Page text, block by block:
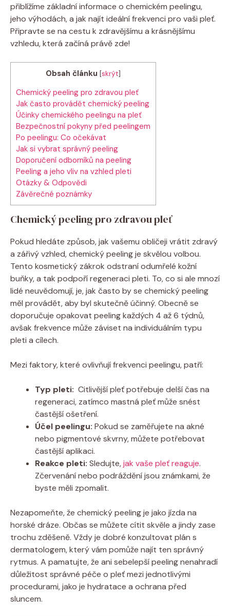
přiblížíme základní ‍informace o chemickém peelingu,
jeho výhodách,​ a jak najít⁢ ideální ​frekvenci pro vaši pleť.
Připravte⁤ se na cestu k‌ zdravějšímu a krásnějšímu
⁣vzhledu, která začíná právě ​zde!
Obsah článku [skrýt]
Chemický peeling pro zdravou pleť
Jak často provádět chemický​ peeling
Účinky chemického peelingu na pleť
Bezpečnostní pokyny před peelingem
Po peelingu: Co očekávat
Jak si vybrat správný peeling
Doporučení odborníků na ‍peeling
Peeling a jeho vliv na vzhled pleti
Otázky & Odpovědi
Závěrečné poznámky
Chemický peeling pro zdravou pleť
Pokud hledáte způsob, jak vašemu obličeji ⁢vrátit zdravý
a zářivý vzhled, chemický peeling je skvělou volbou.
Tento kosmetický zákrok odstraní odumřelé kožní
buňky,⁢ a tak​ podpoří regeneraci pleti. To, co si ale mnozí
lidé neuvědomují, je, jak často by se ‌chemický peeling
měl provádět, aby byl skutečně účinný.‌ Obecně se
doporučuje opakovat peeling ⁣každých ⁣4 až 6 týdnů,
avšak frekvence může záviset na individuálním⁣ typu
pleti a cílech.
Mezi faktory, které ovlivňují frekvenci peelingu, patří:
Typ pleti: ⁤ Citlivější pleť potřebuje delší čas​ na
regeneraci, zatímco mastná pleť může snést
častější ošetření.
Účel peelingu: Pokud se ⁢zaměřujete na akné ​
nebo ⁢pigmentové skvrny, můžete potřebovat
častější​ aplikaci.
Reakce pleti: Sledujte,jak vaše pleť reaguje.
Zčervenání nebo podráždění jsou známkami, že
byste měli zpomalit.
Nezapomeňte, že chemický​ peeling je ⁢jako jízda na
horské dráze. Občas se můžete cítit skvěle a jindy zase
trochu zděšeně. Vždy je dobré konzultovat plán s
dermatologem, ⁣který vám pomůže najít ten správný
rytmus.‌ A ⁢pamatujte,⁤ že ani sebelepší peeling nenahradí
důležitost správné péče o pleť mezi jednotlivými
procedurami, jako je hydratace a ochrana před
sluncem.